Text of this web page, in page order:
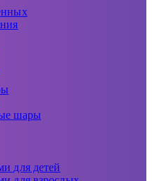
шары
для детей